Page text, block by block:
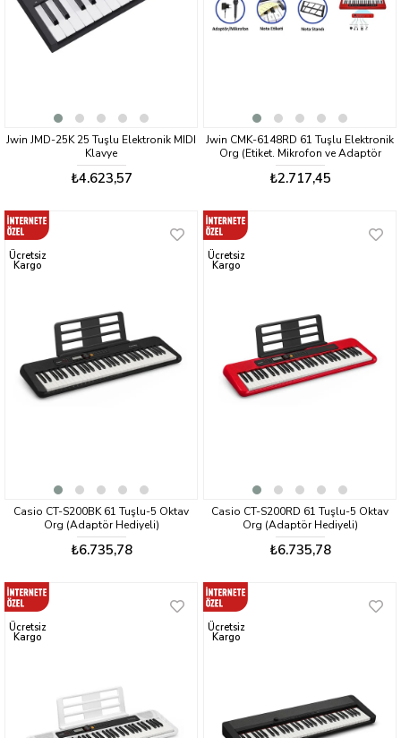
Jwin JMD-25K 25 Tuşlu Elektronik MIDI
Klavye
₺4.623,57
Jwin CMK-6148RD 61 Tuşlu Elektronik
Org (Etiket. Mikrofon ve Adaptör
Hediye)
₺2.717,45
Casio CT-S200BK 61 Tuşlu-5 Oktav
Org (Adaptör Hediyeli)
₺6.735,78
Ücretsiz
Kargo
Casio CT-S200RD 61 Tuşlu-5 Oktav
Org (Adaptör Hediyeli)
₺6.735,78
Ücretsiz
Kargo
Ücretsiz
Kargo
Ücretsiz
Kargo